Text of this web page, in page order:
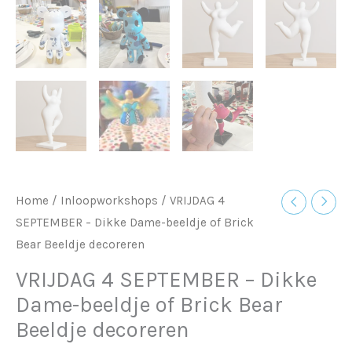
Home / Inloopworkshops / VRIJDAG 4
SEPTEMBER – Dikke Dame-beeldje of Brick
Bear Beeldje decoreren
VRIJDAG 4 SEPTEMBER – Dikke
Dame-beeldje of Brick Bear
Beeldje decoreren